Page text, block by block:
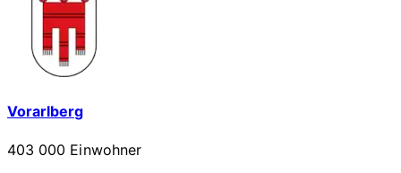
Vorarlberg
403 000 Einwohner